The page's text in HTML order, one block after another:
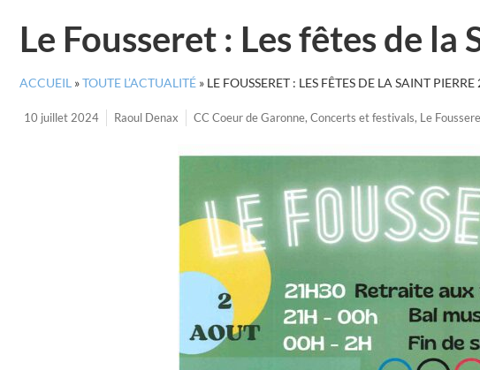
Le Fousseret : Les fêtes de
ACCUEIL »TOUTE L’ACTUALITÉ » LE FOUSSERET : LES FÊTES DE LA SAINT
10 juillet 2024 Raoul Denax CC Coeur de Garonne, Concerts et festivals, Le